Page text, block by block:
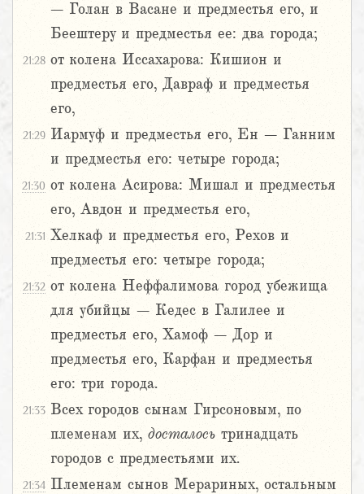
– Голан в Васане и предместья его, и
Беештеру и предместья ее: два города;
21:28 от колена Иссахарова: Кишион и
предместья его, Давраф и предместья
его,
21:29 Иармуф и предместья его, Ен – Ганним
и предместья его: четыре города;
21:30 от колена Асирова: Мишал и предместья
его, Авдон и предместья его,
21:31 Хелкаф и предместья его, Рехов и
предместья его: четыре города;
21:32 от колена Неффалимова город убежища
для убийцы – Кедес в Галилее и
предместья его, Хамоф – Дор и
предместья его, Карфан и предместья
его: три города.
21:33 Всех городов сынам Гирсоновым, по
племенам их, досталось тринадцать
городов с предместьями их.
21:34 Племенам сынов Мерариных, остальным